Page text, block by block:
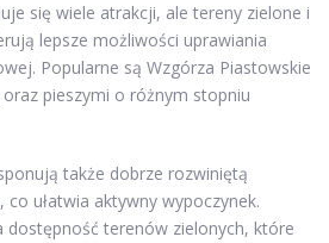
się wiele atrakcji, ale tereny zielone i
lepsze możliwości uprawiania
Popularne są Wzgórza Piastowskie
pieszymi o różnym stopniu
także dobrze rozwiniętą
ułatwia aktywny wypoczynek.
dostępność terenów zielonych, które